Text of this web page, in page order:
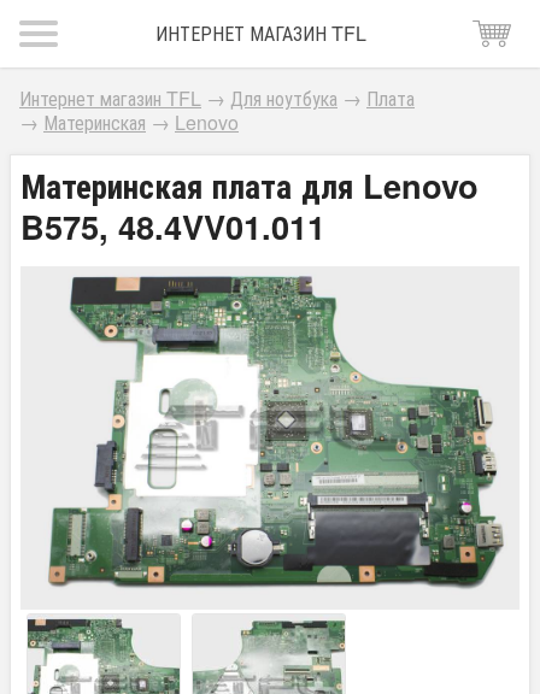
ИНТЕРНЕТ МАГАЗИН TFL
Интернет магазин TFL → Для ноутбука → Плата
→ Материнская → Lenovo
Материнская плата для Lenovo
B575, 48.4VV01.011